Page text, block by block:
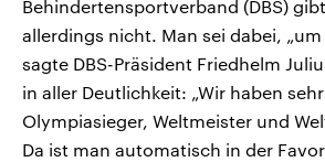
Behindertensportverband (DBS)
allerdings nicht. Man sei dabei,
sagte DBS-Präsident Friedhelm
in aller Deutlichkeit: „Wir haben
Olympiasieger, Weltmeister und
Da ist man automatisch in der